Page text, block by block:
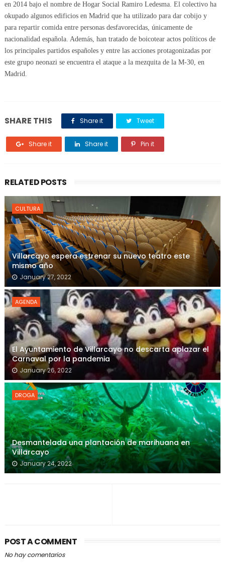
en 2014 bajo el nombre de Hogar Social Ramiro Ledesma. El colectivo ha
okupado algunos edificios en Madrid que ha utilizado para dar cobijo y
para repartir comida entre personas desfavorecidas, únicamente de
nacionalidad española. Además, han tratado de boicotear actos políticos de
los principales partidos españoles y entre las acciones protagonizadas por
este grupo neonazi se encuentra el ataque a la mezquita de la M-30, en
Madrid.
SHARE THIS Share it Tweet
Share it Share it Pin it
RELATED POSTS
CULTURA
Villarcayo espera estrenar su nuevo teatro este
mismo año
January 27, 2022
AGENDA
El Ayuntamiento de Villarcayo no descarta aplazar el
Carnaval por la pandemia
January 26, 2022
DROGA
Desmantelada una plantación de marihuana en
Villarcayo
January 24, 2022
POST A COMMENT
No hay comentarios